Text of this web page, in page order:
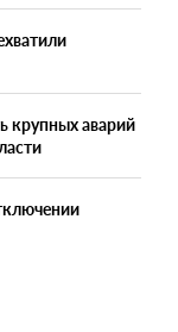
крупных аварий